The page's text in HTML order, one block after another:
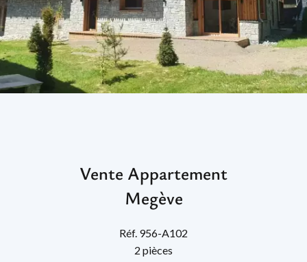
Vente Appartement
Megève
Réf. 956-A102
2 pièces